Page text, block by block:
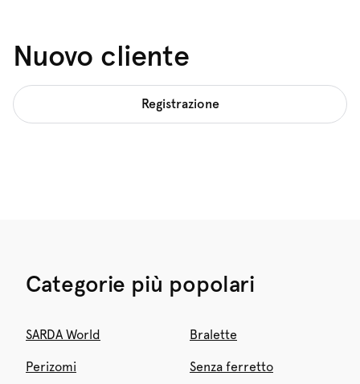
Nuovo cliente
Registrazione
Categorie più popolari
SARDA World Bralette
Perizomi Senza ferretto